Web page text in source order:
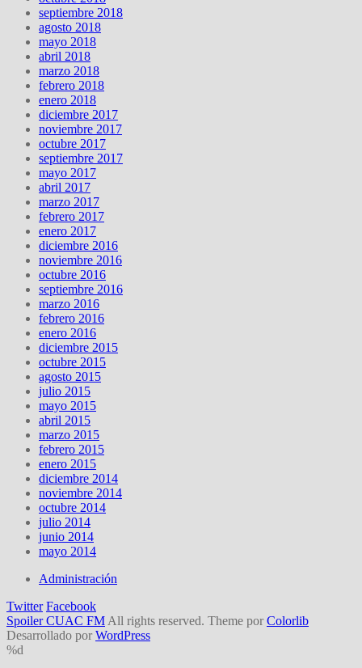
septiembre 2018
agosto 2018
mayo 2018
abril 2018
marzo 2018
febrero 2018
enero 2018
diciembre 2017
noviembre 2017
octubre 2017
septiembre 2017
mayo 2017
abril 2017
marzo 2017
febrero 2017
enero 2017
diciembre 2016
noviembre 2016
octubre 2016
septiembre 2016
marzo 2016
febrero 2016
enero 2016
diciembre 2015
octubre 2015
agosto 2015
julio 2015
mayo 2015
abril 2015
marzo 2015
febrero 2015
enero 2015
diciembre 2014
noviembre 2014
octubre 2014
julio 2014
junio 2014
mayo 2014
Administración
Twitter Facebook
Spoiler CUAC FM All rights reserved. Theme por Colorlib
Desarrollado por WordPress
%d